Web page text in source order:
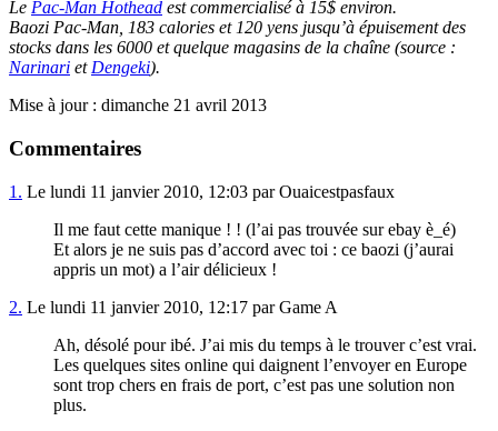
Le Pac-Man Hothead est commercialisé à 15$ environ.
Baozi Pac-Man, 183 calories et 120 yens jusqu’à épuisement des
stocks dans les 6000 et quelque magasins de la chaîne (source :
Narinari et Dengeki).
Mise à jour : dimanche 21 avril 2013
Commentaires
1. Le lundi 11 janvier 2010, 12:03 par Ouaicestpasfaux
Il me faut cette manique ! ! (l’ai pas trouvée sur ebay è_é)
Et alors je ne suis pas d’accord avec toi : ce baozi (j’aurai
appris un mot) a l’air délicieux !
2. Le lundi 11 janvier 2010, 12:17 par Game A
Ah, désolé pour ibé. J’ai mis du temps à le trouver c’est vrai.
Les quelques sites online qui daignent l’envoyer en Europe
sont trop chers en frais de port, c’est pas une solution non
plus.